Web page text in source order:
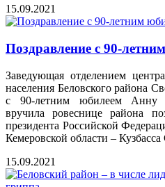
15.09.2021
Поздравление с 90-
Заведующая отделением
населения Беловского района
с 90-летним юбилеем Анну
вручила ровеснице района
президента Российской
Кемеровской области –
15.09.2021